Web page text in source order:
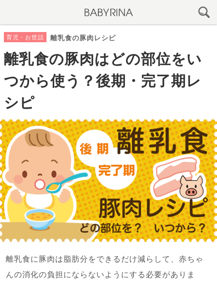
育児・お世話 離乳食の豚肉レシピ
離乳食の豚肉はどの部位をい
つから使う？後期・完了期レ
シピ
離乳食に豚肉は脂肪分をできるだけ減らして、赤ちゃ
んの消化の負担にならないようにする必要がありま